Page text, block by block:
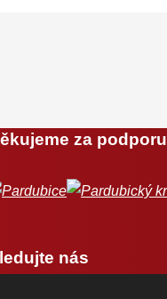
za podporu
nás